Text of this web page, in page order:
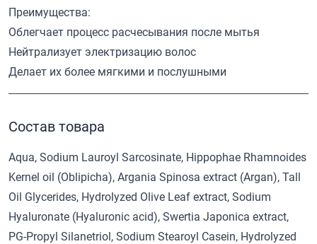
Преимущества:
Облегчает процесс расчесывания после мытья
Нейтрализует электризацию волос
Делает их более мягкими и послушными
Состав товара
Aqua, Sodium Lauroyl Sarcosinate, Hippophae Rhamnoides
Kernel oil (Oblipicha), Argania Spinosa extract (Argan), Tall
Oil Glycerides, Hydrolyzed Olive Leaf extract, Sodium
Hyaluronate (Hyaluronic acid), Swertia Japonica extract,
PG-Propyl Silanetriol, Sodium Stearoyl Casein, Hydrolyzed